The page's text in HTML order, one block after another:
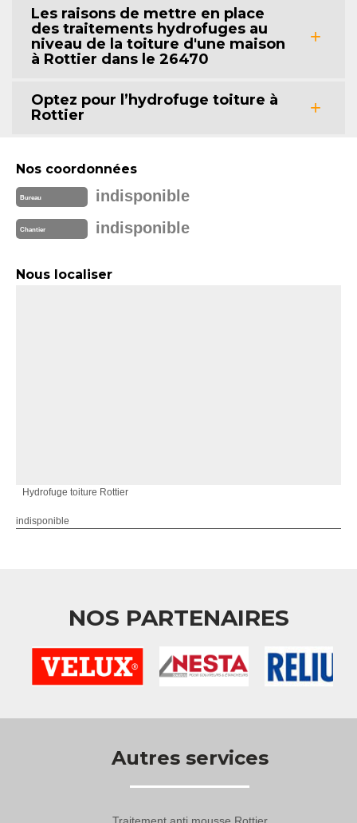
Les raisons de mettre en place
des traitements hydrofuges au
niveau de la toiture d'une maison
à Rottier dans le 26470
Optez pour l’hydrofuge toiture à
Rottier
Nos coordonnées
Bureau indisponible
Chantier indisponible
Nous localiser
Hydrofuge toiture Rottier
indisponible
NOS PARTENAIRES
Autres services
Traitement anti mousse Rottier